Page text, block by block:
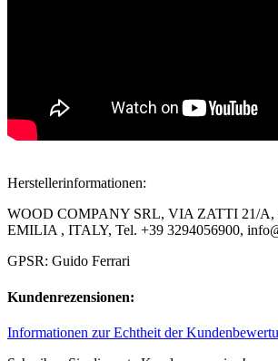
Herstellerinformationen:
WOOD COMPANY SRL, VIA ZATTI 21/A,
EMILIA , ITALY, Tel. +39 3294056900,
GPSR: Guido Ferrari
Kundenrezensionen:
Informationen zur Echtheit der